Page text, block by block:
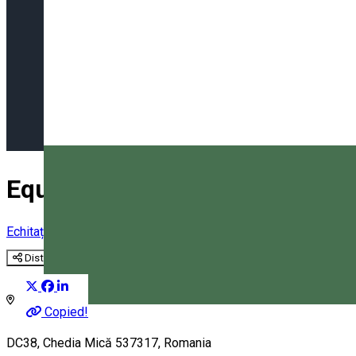
Magyar
EquiTransylvania -
Echitație
Distribuie
Copied!
DC38, Chedia Mică 537317, Romania